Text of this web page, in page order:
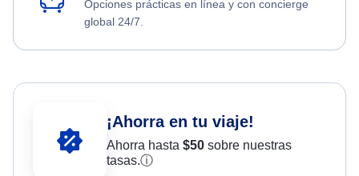
Opciones prácticas en línea y con concierge
global 24/7.
¡Ahorra en tu viaje!
Ahorra hasta $50sobre nuestras
tasas.ⓘ